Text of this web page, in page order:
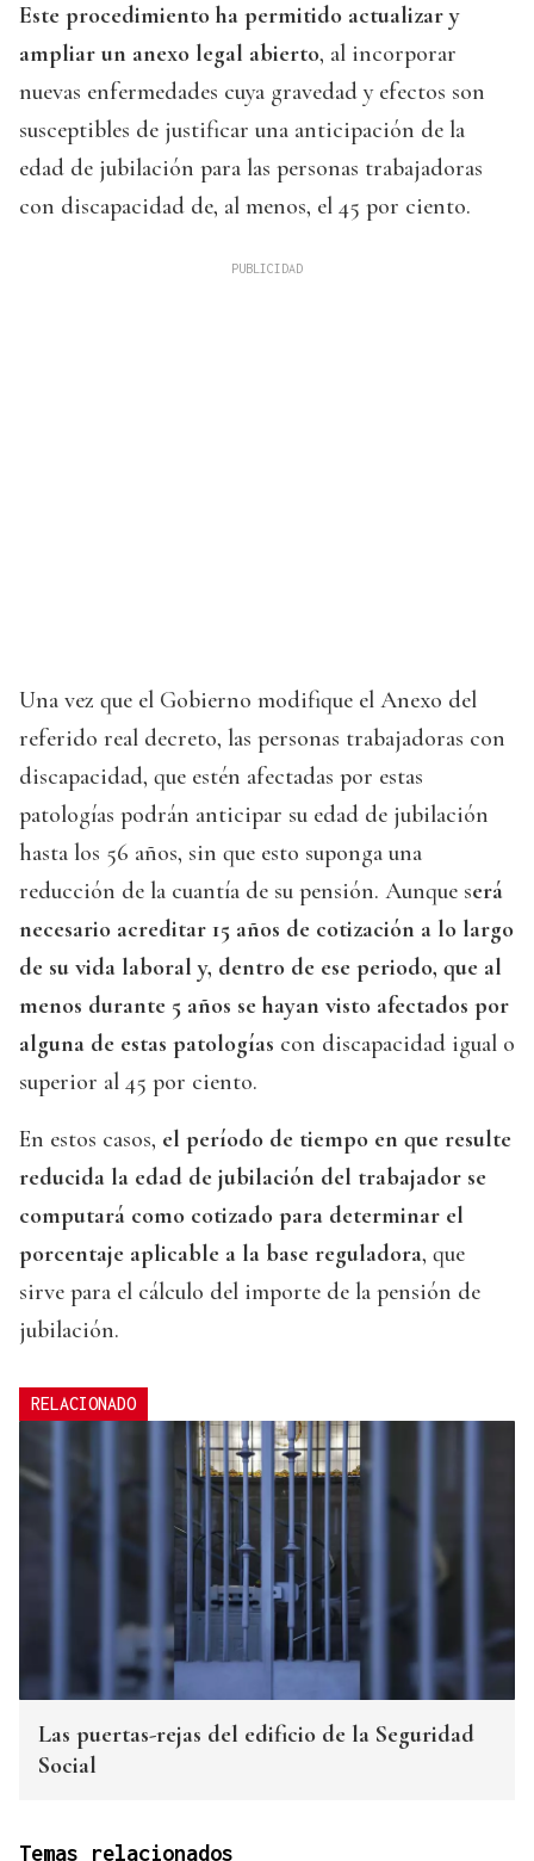
Este procedimiento ha permitido actualizar y
ampliar un anexo legal abierto, al incorporar
nuevas enfermedades cuya gravedad y efectos son
susceptibles de justificar una anticipación de la
edad de jubilación para las personas trabajadoras
con discapacidad de, al menos, el 45 por ciento.
Una vez que el Gobierno modifique el Anexo del
referido real decreto, las personas trabajadoras con
discapacidad, que estén afectadas por estas
patologías podrán anticipar su edad de jubilación
hasta los 56 años, sin que esto suponga una
reducción de la cuantía de su pensión. Aunque será
necesario acreditar 15 años de cotización a lo largo
de su vida laboral y, dentro de ese periodo, que al
menos durante 5 años se hayan visto afectados por
alguna de estas patologías con discapacidad igual o
superior al 45 por ciento.
En estos casos, el período de tiempo en que resulte
reducida la edad de jubilación del trabajador se
computará como cotizado para determinar el
porcentaje aplicable a la base reguladora, que
sirve para el cálculo del importe de la pensión de
jubilación.
RELACIONADO
Las puertas-rejas del edificio de la Seguridad
Social
Temas relacionados